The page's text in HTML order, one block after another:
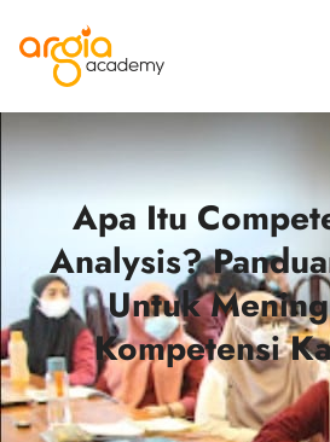
content
Apa Itu
Analysis?
Untuk
Kompetensi